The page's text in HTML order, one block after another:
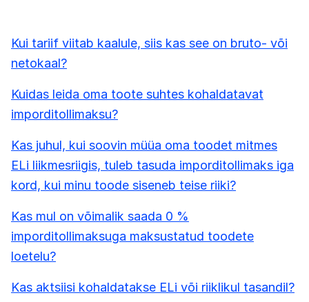
Kui tariif viitab kaalule, siis kas see on bruto- või
netokaal?
Kuidas leida oma toote suhtes kohaldatavat
imporditollimaksu?
Kas juhul, kui soovin müüa oma toodet mitmes
ELi liikmesriigis, tuleb tasuda imporditollimaks iga
kord, kui minu toode siseneb teise riiki?
Kas mul on võimalik saada 0 %
imporditollimaksuga maksustatud toodete
loetelu?
Kas aktsiisi kohaldatakse ELi või riiklikul tasandil?